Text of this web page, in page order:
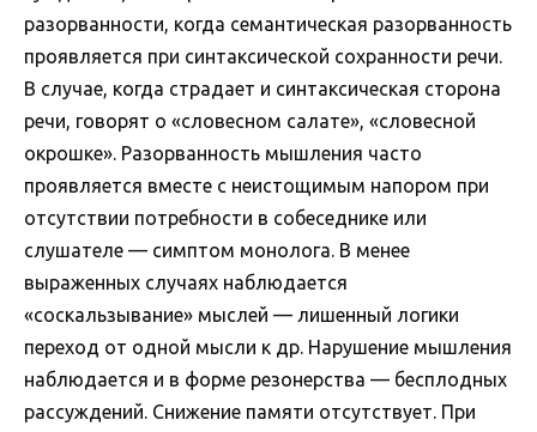
разорванности, когда семантическая разорванность
проявляется при синтаксической сохранности речи.
В случае, когда страдает и синтаксическая сторона
речи, говорят о «словесном салате», «словесной
окрошке». Разорванность мышления часто
проявляется вместе с неистощимым напором при
отсутствии потребности в собеседнике или
слушателе — симптом монолога. В менее
выраженных случаях наблюдается
«соскальзывание» мыслей — лишенный логики
переход от одной мысли к др. Нарушение мышления
наблюдается и в форме резонерства — бесплодных
рассуждений. Снижение памяти отсутствует. При